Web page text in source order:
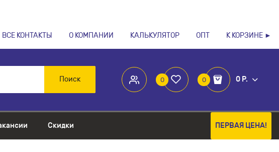
ВСЕ КОНТАКТЫ О КОМПАНИИ КАЛЬКУЛЯТОР ОПТ К КОРЗИНЕ ►
0 0 0 Р.
Поиск
Скидки ПЕРВАЯ ЦЕНА!